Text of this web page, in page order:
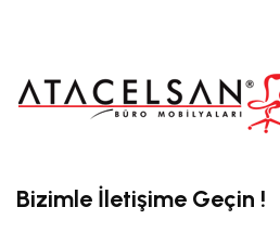
Bizimle İletişime Geçin !